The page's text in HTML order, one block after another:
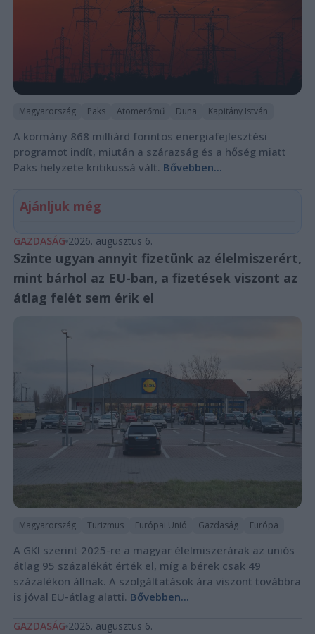
Magyarország Paks Atomerőmű Duna Kapitány István
A kormány 868 milliárd forintos energiafejlesztési
programot indít, miután a szárazság és a hőség miatt
Paks helyzete kritikussá vált. Bővebben...
Ajánljuk még
GAZDASÁG 2026. augusztus 6.
Szinte ugyan annyit fizetünk az élelmiszerért,
mint bárhol az EU-ban, a fizetések viszont az
átlag felét sem érik el
Magyarország Turizmus Európai Unió Gazdaság Európa
A GKI szerint 2025-re a magyar élelmiszerárak az uniós
átlag 95 százalékát érték el, míg a bérek csak 49
százalékon állnak. A szolgáltatások ára viszont továbbra
is jóval EU-átlag alatti. Bővebben...
GAZDASÁG 2026. augusztus 6.